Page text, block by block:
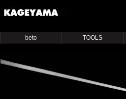
beto TOOLS